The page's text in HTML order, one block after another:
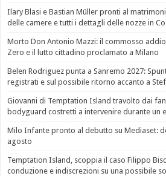
Ilary Blasi e Bastian Müller pronti al
delle camere e tutti i dettagli delle nozze in
Morto Don Antonio Mazzi: il commosso
Zero e il lutto cittadino proclamato a Milano
Belen Rodriguez punta a Sanremo 2027:
registrati e sul possibile ritorno accanto a
Giovanni di Temptation Island travolto dai
bodyguard costretti a intervenire durante un
Milo Infante pronto al debutto su Mediaset:
agosto
Temptation Island, scoppia il caso Filippo
conduzione e indiscrezioni su una possibile